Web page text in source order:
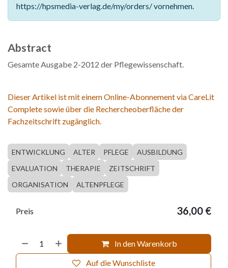
https://hpsmedia-verlag.de/my/orders/ vornehmen.
Abstract
Gesamte Ausgabe 2-2012 der Pflegewissenschaft.
Dieser Artikel ist mit einem Online-Abonnement via CareLit
Complete sowie über die Rechercheoberfläche der
Fachzeitschrift zugänglich.
ENTWICKLUNG ALTER PFLEGE
AUSBILDUNG
EVALUATION
THERAPIE
ZEITSCHRIFT
ORGANISATION
ALTENPFLEGE
In den Warenkorb
Auf die Wunschliste
Preis 36,00 €